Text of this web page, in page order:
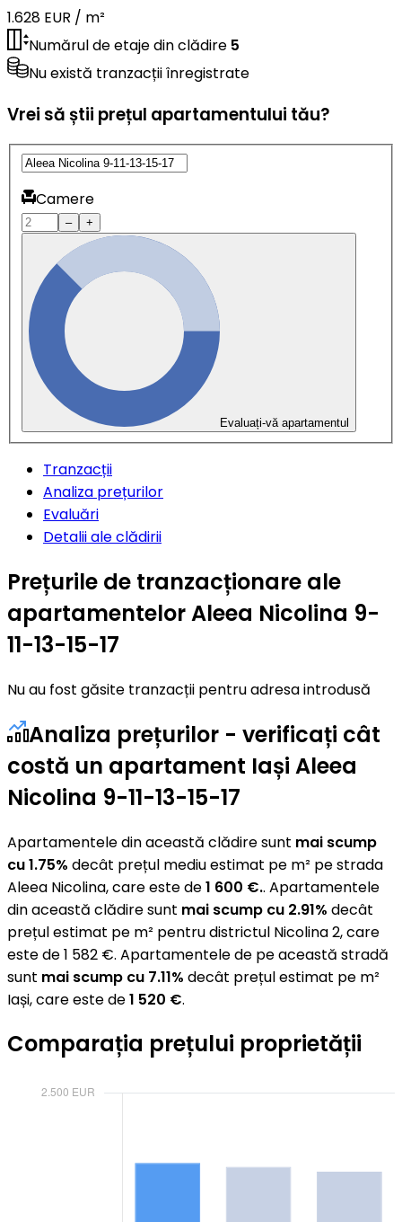
1.628 EUR / m²
Numărul de etaje din clădire 5
Nu există tranzacții înregistrate
Vrei să știi prețul apartamentului tău?
Camere
– +
Evaluați-vă apartamentul
Tranzacții
Analiza prețurilor
Evaluări
Detalii ale clădirii
Prețurile de tranzacționare ale
apartamentelor Aleea Nicolina 9-
11-13-15-17
Nu au fost găsite tranzacții pentru adresa introdusă
Analiza prețurilor - verificați cât
costă un apartament Iași Aleea
Nicolina 9-11-13-15-17
Apartamentele din această clădire sunt mai scump
cu 1.75% decât prețul mediu estimat pe m² pe strada
Aleea Nicolina, care este de1 600 €.. Apartamentele
din această clădire sunt mai scump cu 2.91% decât
prețul estimat pe m² pentru districtul Nicolina 2, care
este de 1 582 €. Apartamentele de pe această stradă
sunt mai scump cu 7.11% decât prețul estimat pe m²
Iași, care este de1 520 €.
Comparația prețului proprietății